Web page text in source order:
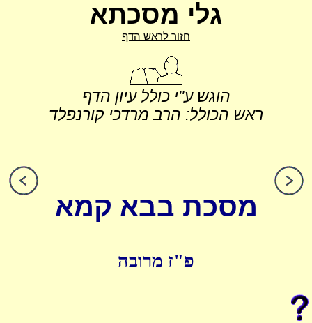
גלי מסכתא
חזור לראש הדף
הוגש ע"י כולל עיון הדף
ראש הכולל: הרב מרדכי קורנפלד
מסכת בבא קמא
פ"ז מרובה